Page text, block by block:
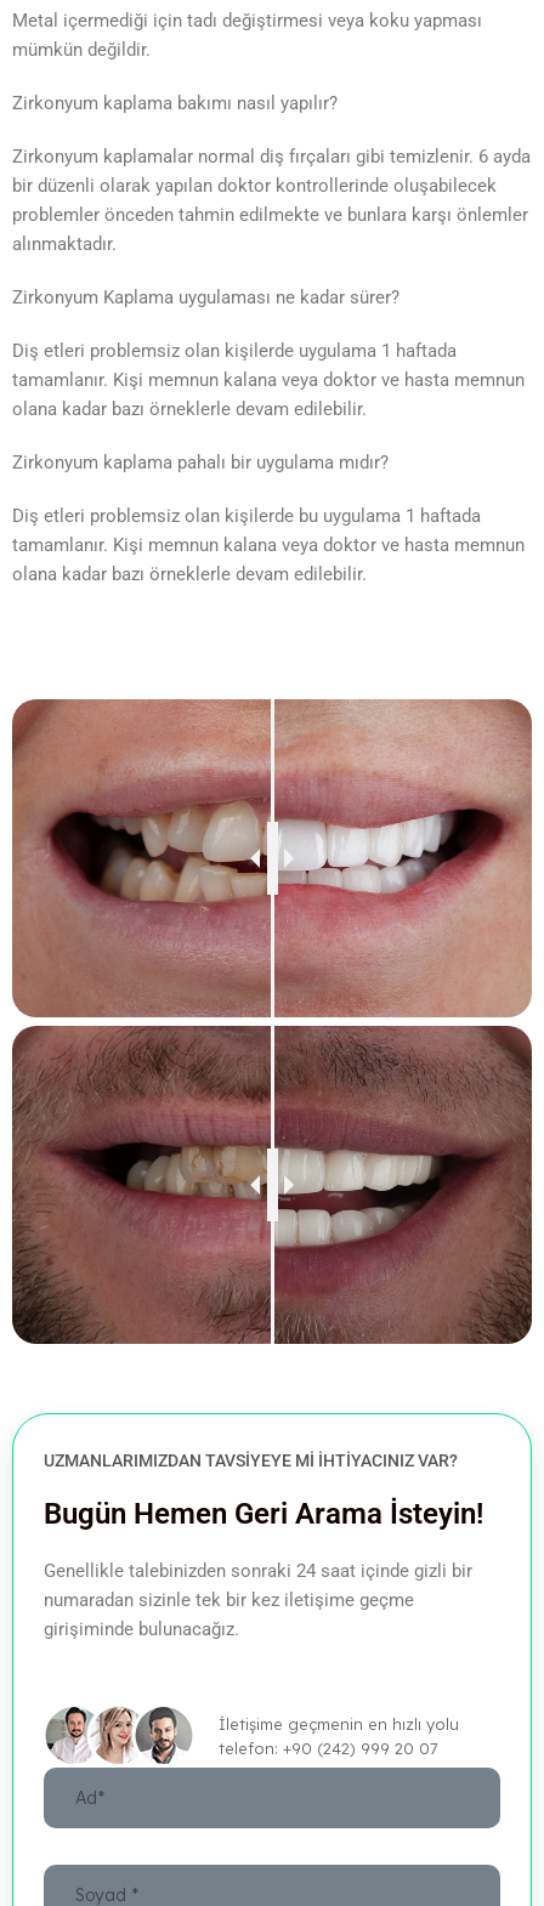
Metal içermediği için tadı değiştirmesi veya koku yapması
mümkün değildir.
Zirkonyum kaplama bakımı nasıl yapılır?
Zirkonyum kaplamalar normal diş fırçaları gibi temizlenir. 6 ayda
bir düzenli olarak yapılan doktor kontrollerinde oluşabilecek
problemler önceden tahmin edilmekte ve bunlara karşı önlemler
alınmaktadır.
Zirkonyum Kaplama uygulaması ne kadar sürer?
Diş etleri problemsiz olan kişilerde uygulama 1 haftada
tamamlanır. Kişi memnun kalana veya doktor ve hasta memnun
olana kadar bazı örneklerle devam edilebilir.
Zirkonyum kaplama pahalı bir uygulama mıdır?
Diş etleri problemsiz olan kişilerde bu uygulama 1 haftada
tamamlanır. Kişi memnun kalana veya doktor ve hasta memnun
olana kadar bazı örneklerle devam edilebilir.
UZMANLARIMIZDAN TAVSIYEYE MI IHTIYACINIZ VAR?
Bugün Hemen Geri Arama İsteyin!
Genellikle talebinizden sonraki 24 saat içinde gizli bir
numaradan sizinle tek bir kez iletişime geçme
girişiminde bulunacağız.
İletişime geçmenin en hızlı yolu
telefon: +90 (242) 999 20 07